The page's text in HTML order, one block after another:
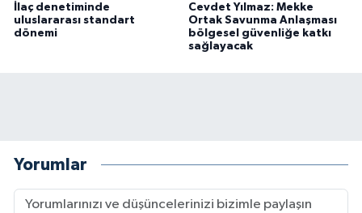
İlaç denetiminde
uluslararası standart
dönemi
Cevdet Yılmaz: Mekke
Ortak Savunma Anlaşması
bölgesel güvenliğe katkı
sağlayacak
Yorumlar